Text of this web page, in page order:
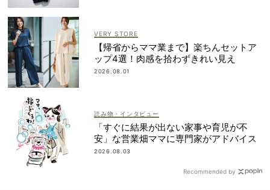
VERY STORE
【帰省からママ業まで】楽ちんセットア
ップ4選！肉感を拾わずきれい見え
2026.08.01
読み物・インタビュー
「すぐに結果が出ない家事や育児が不
安」な営業畑ママに専門家がアドバイス
2026.08.03
Recommended by